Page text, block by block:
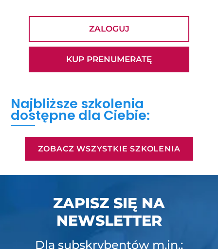
ZALOGUJ
KUP PRENUMERATĘ
Najbliższe szkolenia
dostępne dla Ciebie:
ZOBACZ WSZYSTKIE SZKOLENIA
ZAPISZ SIĘ NA
NEWSLETTER
Dla subskrybentów m.in.: